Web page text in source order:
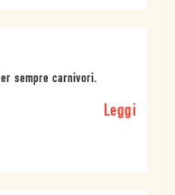
sempre carnivori.
Leggi